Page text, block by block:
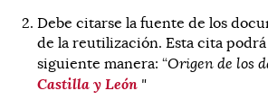
Debe citarse la fuente de los
de la reutilización. Esta cita
siguiente manera: “Origen de los
Castilla y León "